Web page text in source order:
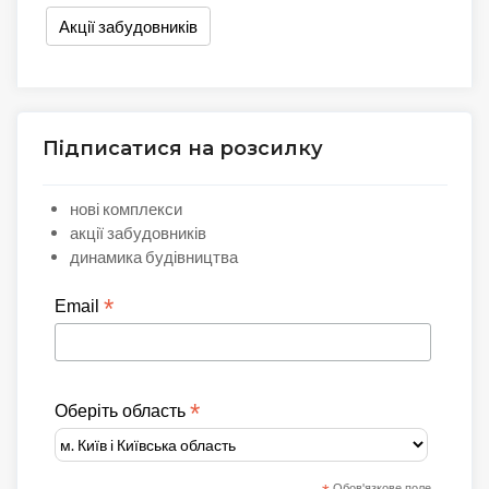
Акції забудовників
Підписатися на розсилку
нові комплекси
акції забудовників
динамика будівництва
Email *
Оберіть область *